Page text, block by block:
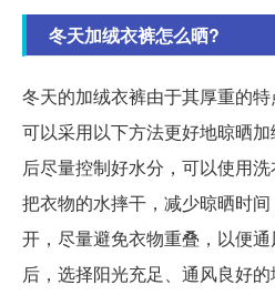
冬天加绒衣裤怎么晒?
冬天的加绒衣裤由于其厚重的特
可以采用以下方法更好地晾晒
后尽量控制好水分，可以使用
把衣物的水摔干，减少晾晒时
开，尽量避免衣物重叠，以便
后，选择阳光充足、通风良好